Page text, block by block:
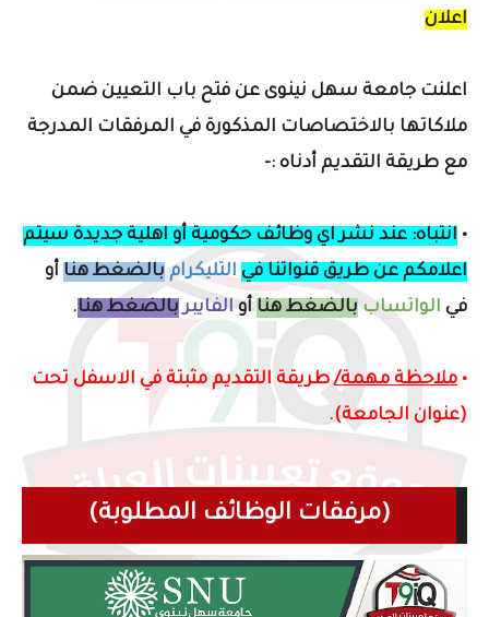
اعلان
اعلنت جامعة سهل نينوى عن فتح باب التعيين ضمن
ملاكاتها بالاختصاصات المذكورة في المرفقات المدرجة
مع طريقة التقديم أدناه :-
• انتباه: عند نشر اي وظائف حكومية أو اهلية جديدة سيتم
اعلامكم عن طريق قنواتنا في التليكرام بالضغط هنا أو
في الواتساب بالضغط هناأوالفايبر بالضغط هنا.
• ملاحظة مهمة/طريقة التقديم مثبتة في الاسفل تحت
(عنوان الجامعة).
(مرفقات الوظائف المطلوبة)